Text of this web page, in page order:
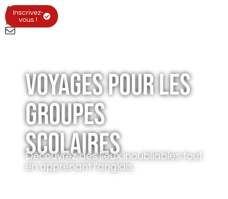
Inscrivez-
vous !
Voyages pour les
groupes
scolaires
Découvrez des lieux inoubliables tout
en apprenant l'anglais